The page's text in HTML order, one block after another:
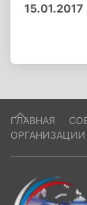
15.01.2017
ГЛАВНАЯ
ОРГАНИЗАЦИИ